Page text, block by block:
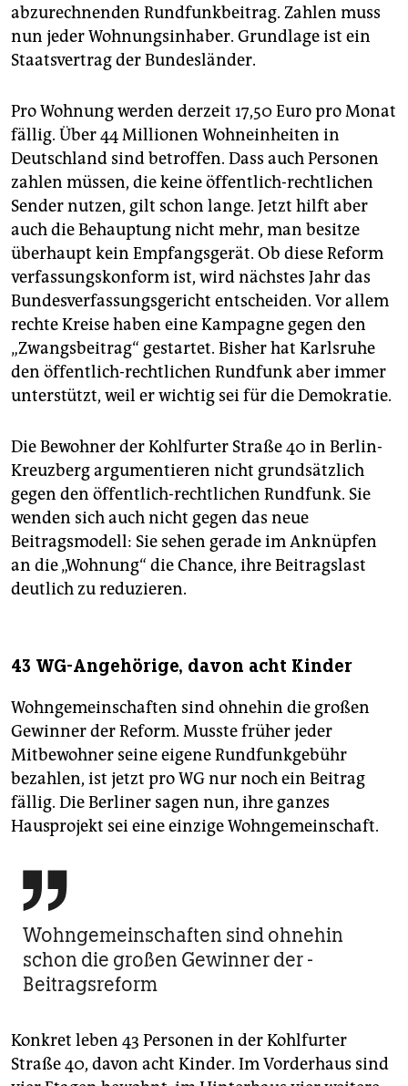
abzurechnenden Rundfunkbeitrag. Zahlen muss
nun jeder Wohnungsinhaber. Grundlage ist ein
Staatsvertrag der Bundesländer.
Pro Wohnung werden derzeit 17,50 Euro pro Monat
fällig. Über 44 Millionen Wohneinheiten in
Deutschland sind betroffen. Dass auch Personen
zahlen müssen, die keine öffentlich-rechtlichen
Sender nutzen, gilt schon lange. Jetzt hilft aber
auch die Behauptung nicht mehr, man besitze
überhaupt kein Empfangsgerät. Ob diese Reform
verfassungskonform ist, wird nächstes Jahr das
Bundesverfassungsgericht entscheiden. Vor allem
rechte Kreise haben eine Kampagne gegen den
„Zwangsbeitrag“ gestartet. Bisher hat Karlsruhe
den öffentlich-rechtlichen Rundfunk aber immer
unterstützt, weil er wichtig sei für die Demokratie.
Die Bewohner der Kohlfurter Straße 40 in Berlin-
Kreuzberg argumentieren nicht grundsätzlich
gegen den öffentlich-rechtlichen Rundfunk. Sie
wenden sich auch nicht gegen das neue
Beitragsmodell: Sie sehen gerade im Anknüpfen
an die „Wohnung“ die Chance, ihre Beitragslast
deutlich zu reduzieren.
43 WG-Angehörige, davon acht Kinder
Wohngemeinschaften sind ohnehin die großen
Gewinner der Reform. Musste früher jeder
Mitbewohner seine eigene Rundfunkgebühr
bezahlen, ist jetzt pro WG nur noch ein Beitrag
fällig. Die Berliner sagen nun, ihre ganzes
Hausprojekt sei eine einzige Wohngemeinschaft.

Wohngemein­schaften sind ohnehin
schon die großen Gewinner der ­
Beitragsreform
Konkret leben 43 Personen in der Kohlfurter
Straße 40, davon acht Kinder. Im Vorderhaus sind